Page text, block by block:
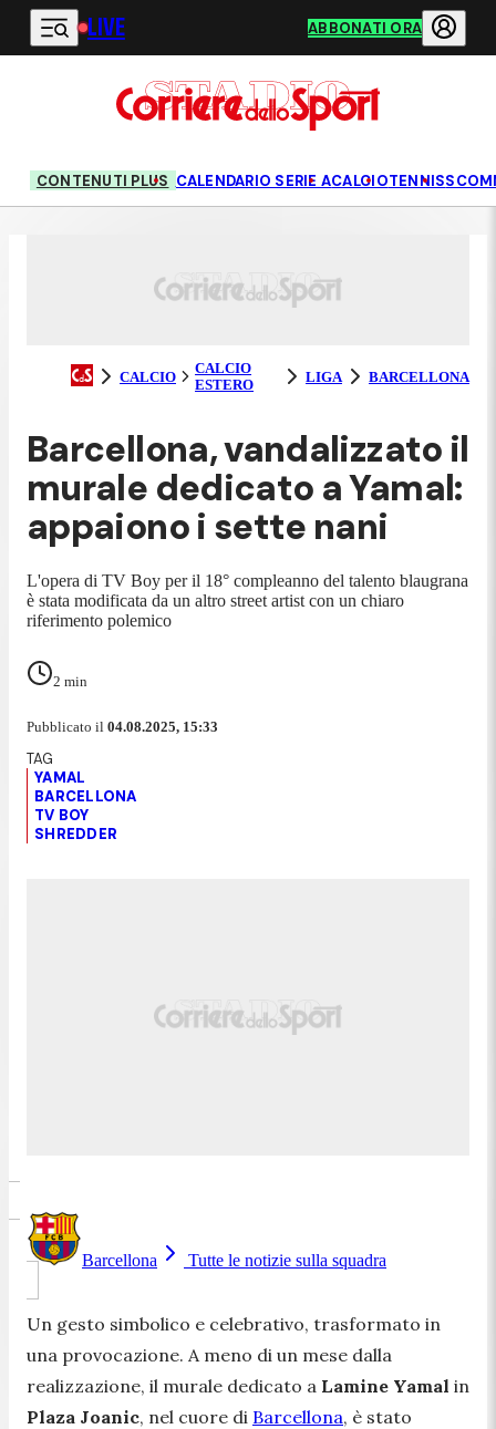
Vai al contenuto principale
LIVE ABBONATI ORA
CONTENUTI PLUS CALENDARIO SERIE ACALCIOTENNIS
CALCIO
CALCIO
ESTERO
LIGA BARCELLONA
Barcellona, vandalizzato il
murale dedicato a Yamal:
appaiono i sette nani
L'opera di TV Boy per il 18° compleanno del talento blaugrana
è stata modificata da un altro street artist con un chiaro
riferimento polemico
2 min
Pubblicato il 04.08.2025, 15:33
YAMAL
BARCELLONA
TV BOY
SHREDDER
Barcellona Tutte le notizie sulla squadra
Un gesto simbolico e celebrativo, trasformato in
una provocazione. A meno di un mese dalla
realizzazione, il murale dedicato a Lamine Yamal in
Plaza Joanic, nel cuore di Barcellona, è stato